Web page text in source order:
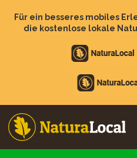
zumFür ein besseres mobiles
die kostenlose lokale